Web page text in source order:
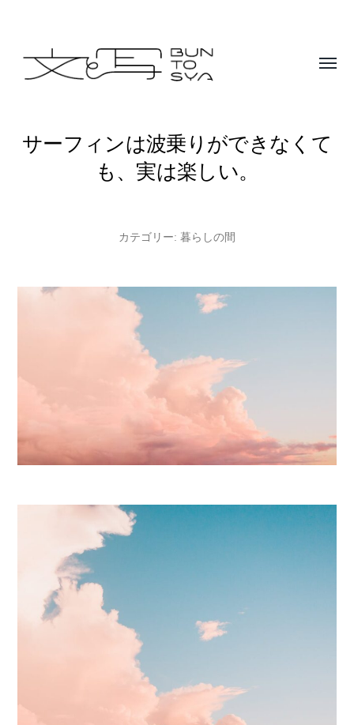
文
Toggle
サーフィンは波乗りができなくて
も、実は楽しい。
カテゴリー: 暮らしの間